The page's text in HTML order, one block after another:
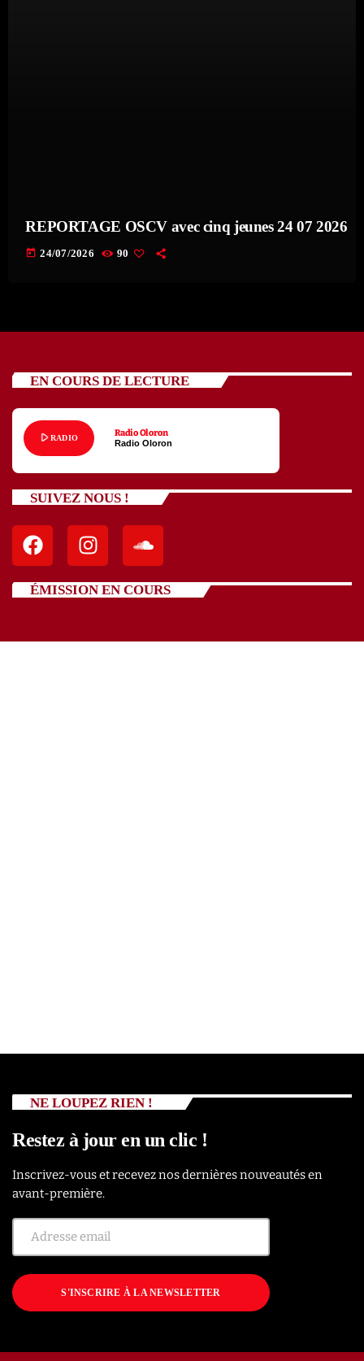
REPORTAGE OSCV avec cinq jeunes 24 07 2026
today 24/07/2026 90
EN COURS DE LECTURE
play_arrowRADIO Radio Oloron
Radio Oloron
SUIVEZ NOUS !
ÉMISSION EN COURS
NE LOUPEZ RIEN !
Restez à jour en un clic !
Inscrivez-vous et recevez nos dernières nouveautés en
avant-première.
S'INSCRIRE À LA NEWSLETTER